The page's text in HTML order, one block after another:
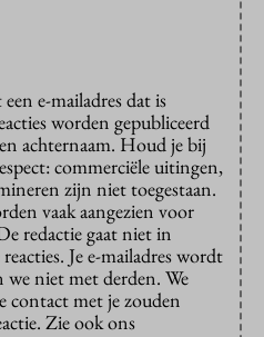
e-mailadres dat is
worden gepubliceerd
achternaam. Houd je bij
commerciële uitingen,
zijn niet toegestaan.
vaak aangezien voor
redactie gaat niet in
Je e-mailadres wordt
we niet met derden. We
contact met je zouden
Zie ook ons